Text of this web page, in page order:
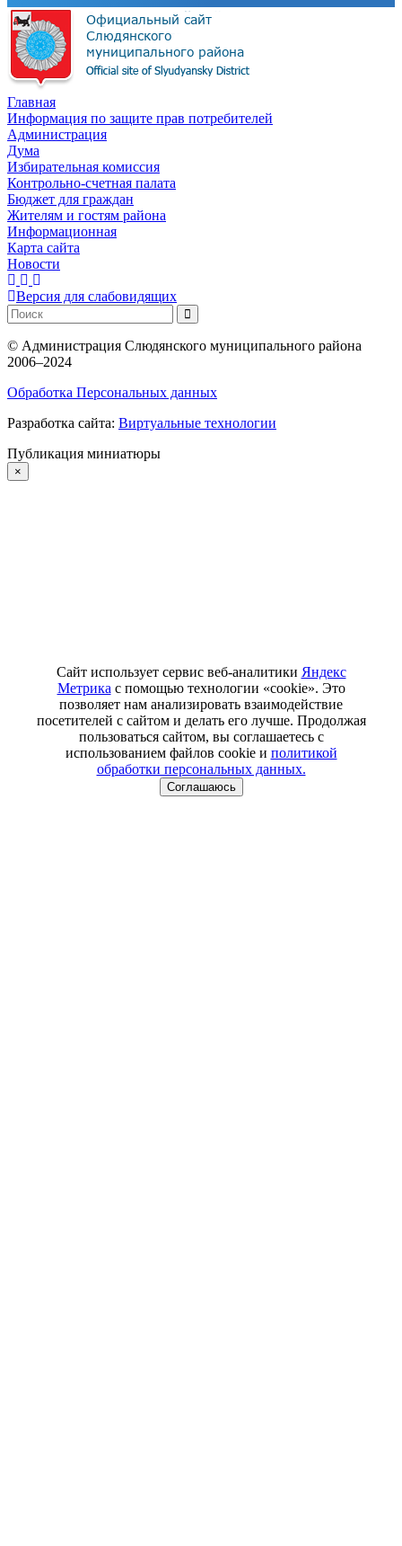
Главная
Информация по защите прав потребителей
Администрация
Дума
Избирательная комиссия
Контрольно-счетная палата
Бюджет для граждан
Жителям и гостям района
Информационная
Карта сайта
Новости
Версия для слабовидящих
© Администрация Слюдянского муниципального района
2006–2024
Обработка Персональных данных
Разработка сайта: Виртуальные технологии
Публикация миниатюры
×
Сайт использует сервис веб-аналитики Яндекс
Метрика с помощью технологии «cookie». Это
позволяет нам анализировать взаимодействие
посетителей с сайтом и делать его лучше. Продолжая
пользоваться сайтом, вы соглашаетесь с
использованием файлов cookie и политикой
обработки персональных данных.
Соглашаюсь